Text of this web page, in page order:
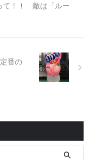
て！！ 敵は「ルー
番の